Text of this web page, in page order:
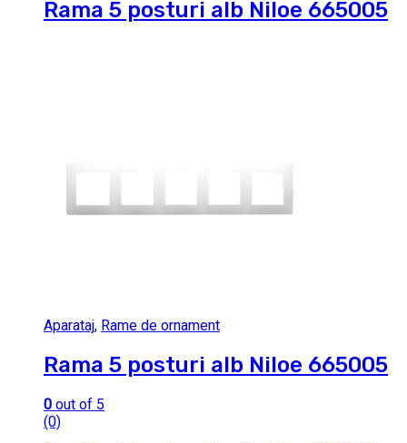
Rama 5 posturi alb Niloe 665005
Aparataj, Rame de ornament
Rama 5 posturi alb Niloe 665005
0 out of 5
(0)